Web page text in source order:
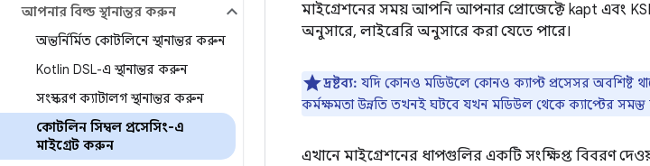
আপনার বিল্ড স্থানান্তর করুন
অন্তর্নির্মিত কোটলিনে স্থানান্তর করুন
Kotlin DSL-এ স্থানান্তর করুন
সংস্করণ ক্যাটালগ স্থানান্তর করুন
কোটলিন সিম্বল প্রসেসিং-এ
মাইগ্রেট করুন
মাইগ্রেশনের সময় আপনি আপনার প্রোজেক্টে kapt এবং
অনুসারে, লাইব্রেরি অনুসারে করা যেতে পারে।
দ্রষ্টব্য: যদি কোনও মডিউলে কোনও ক্যাপ্ট প্রসেসর অবশিষ্ট
কর্মক্ষমতা উন্নতি তখনই ঘটবে যখন মডিউল থেকে ক্যাপ্টের সমস্ত
এখানে মাইগ্রেশনের ধাপগুলির একটি সংক্ষিপ্ত বিবরণ